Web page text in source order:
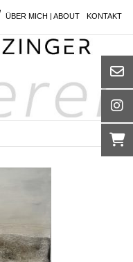
ÜBER MICH | ABOUT KONTAKT